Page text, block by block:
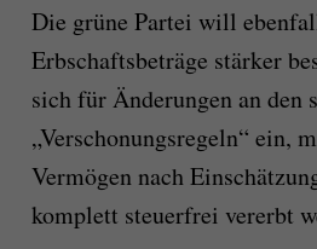
Die grüne Partei will
Erbschaftsbeträge stärker
sich für Änderungen an den
„Verschonungsregeln“ ein,
Vermögen nach
komplett steuerfrei vererbt